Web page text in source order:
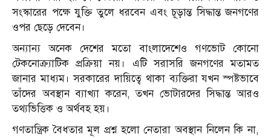
সংস্কারের পক্ষে যুক্তি তুলে ধরবেন এবং চূড়ান্ত সিদ্ধান্ত জনগণের
ওপর ছেড়ে দেবেন।
অন্যান্য অনেক দেশের মতো বাংলাদেশেও গণভোট কোনো
টেকনোক্র্যাটিক প্রক্রিয়া নয়। এটি সরাসরি জনগণের মতামত
জানার মাধ্যম। সরকারের দায়িত্বে থাকা ব্যক্তিরা যখন স্পষ্টভাবে
তাঁদের অবস্থান ব্যাখ্যা করেন, তখন ভোটারদের সিদ্ধান্ত আরও
তথ্যভিত্তিক ও অর্থবহ হয়।
গণতান্ত্রিক বৈধতার মূল প্রশ্ন হলো নেতারা অবস্থান নিলেন কি না,